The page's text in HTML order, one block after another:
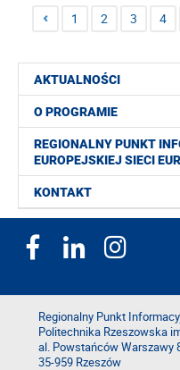
AKTUALNOŚCI
O PROGRAMIE
REGIONALNY PUNKT
EUROPEJSKIEJ SIECI
KONTAKT
1 2 3 4
Regionalny Punkt
Politechnika Rzeszowska
al. Powstańców Warszawy
35-959 Rzeszów